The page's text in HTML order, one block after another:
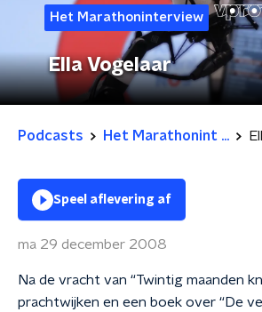
Het Marathoninterview
Ella Vogelaar
Podcasts Het Marathonint ...
Speel aflevering af
ma 29 december 2008
Na de vracht van “Twintig maanden
prachtwijken en een boek over “De